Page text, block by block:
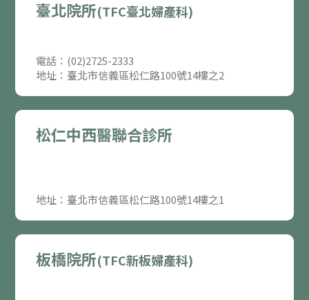
臺北院所(TFC臺北婦產科)
電話：(02)2725-2333
地址：臺北市信義區松仁路100號14樓之2
松仁中西醫聯合診所
地址：臺北市信義區松仁路100號14樓之1
板橋院所(TFC新板婦產科)